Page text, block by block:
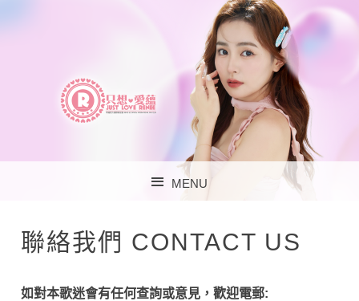
李蘊官方歌迷會 – 只
想‧愛蘊
MENU
聯絡我們 CONTACT US
如對本歌迷會有任何查詢或意見，歡迎電郵: